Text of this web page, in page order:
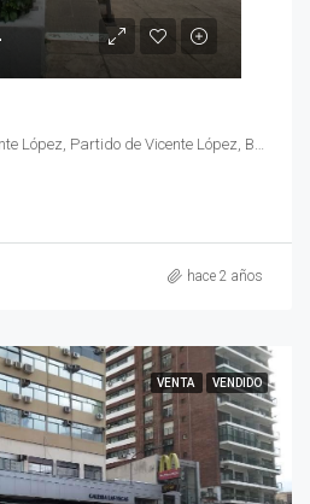
hace 2 años
VENTA VENDIDO